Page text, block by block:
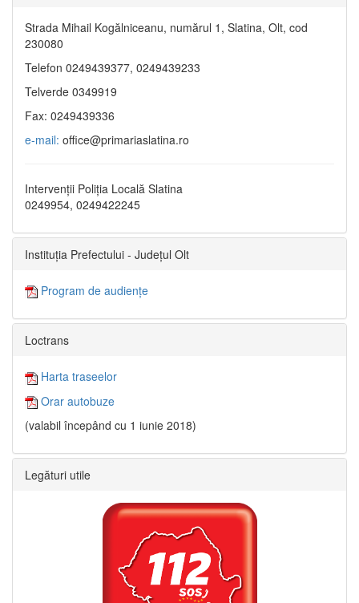
Strada Mihail Kogălniceanu, numărul 1, Slatina, Olt, cod
230080
Telefon 0249439377, 0249439233
Telverde 0349919
Fax: 0249439336
e-mail: office@primariaslatina.ro
Intervenții Poliția Locală Slatina
0249954, 0249422245
Instituția Prefectului - Județul Olt
Program de audiențe
Loctrans
Harta traseelor
Orar autobuze
(valabil începând cu 1 iunie 2018)
Legături utile